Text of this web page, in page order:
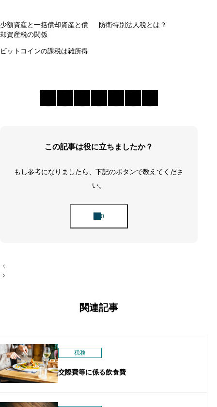
少額資産と一括償却資産と償
却資産税の関係
防衛特別法人税とは？
ビットコインの課税は雑所得
この記事は役に立ちましたか？
もし参考になりましたら、下記のボタンで教えてくださ
い。
投
稿
関連記事
税務
交際費等に係る飲食費